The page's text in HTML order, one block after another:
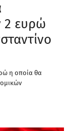
2 ευρώ
η οποία θα